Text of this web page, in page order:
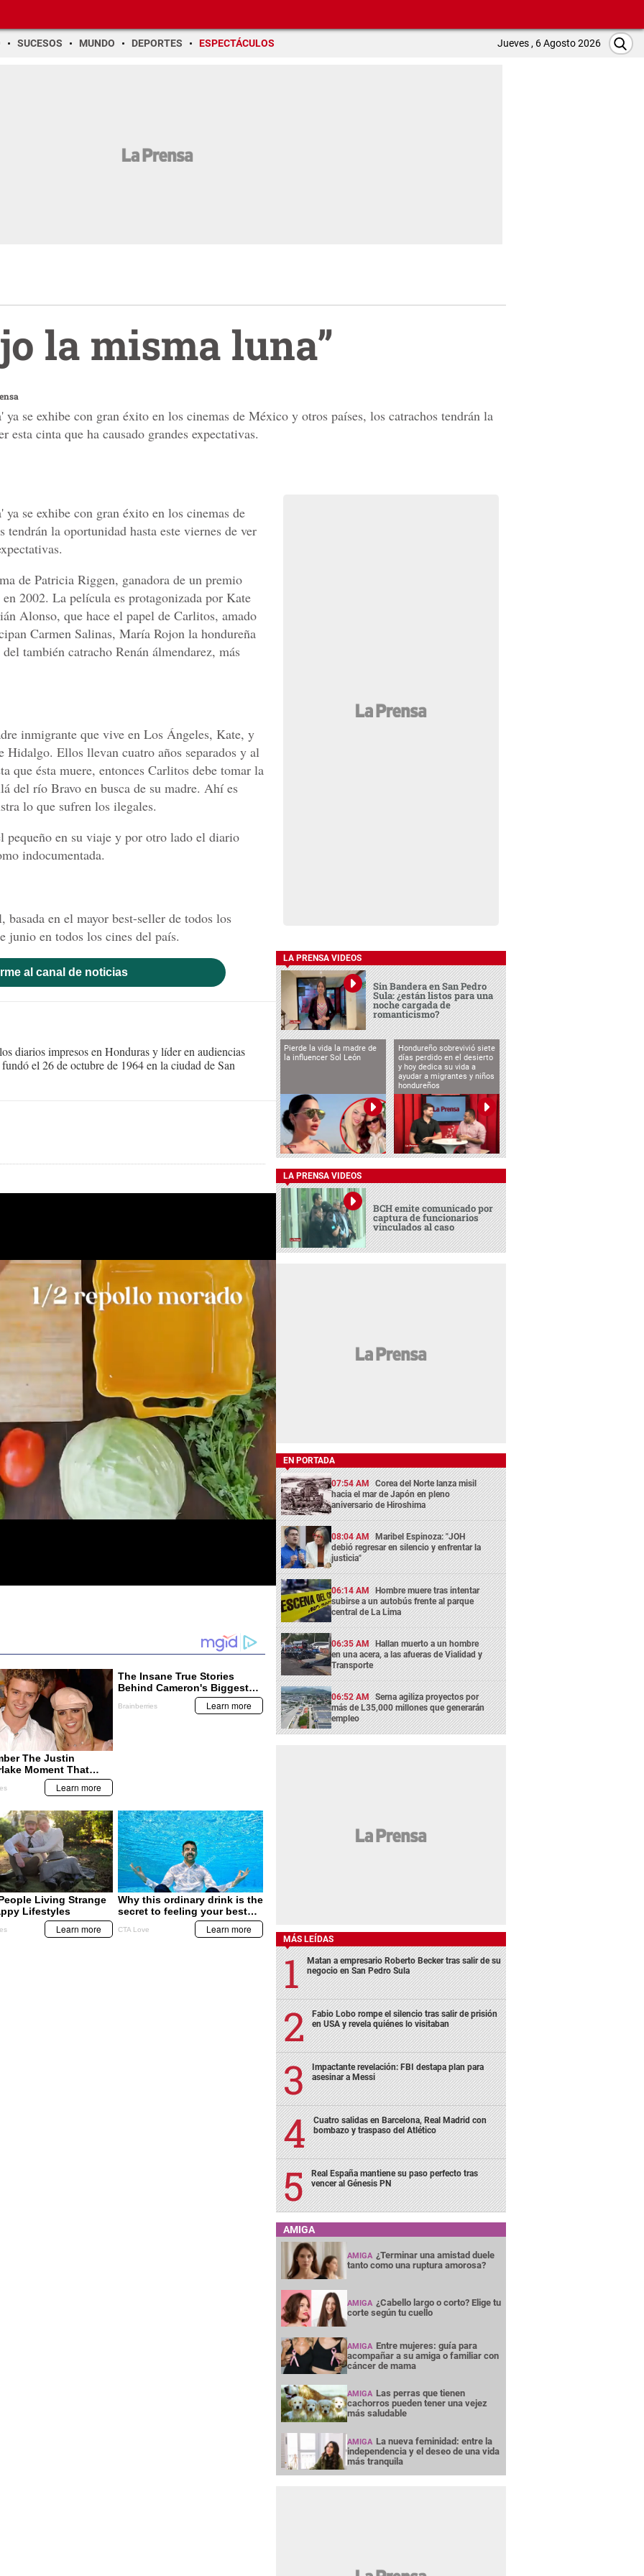
SUCESOS MUNDO DEPORTES ESPECTÁCULOS Jueves , 6 Agosto 2026
la misma luna”
se exhibe con gran éxito en los cinemas de México y otros países, los catrachos tendrán la
esta cinta que ha causado grandes expectativas.
se exhibe con gran éxito en los cinemas de
la oportunidad hasta este viernes de ver
de Patricia Riggen, ganadora de un premio
2002. La película es protagonizada por Kate
Alonso, que hace el papel de Carlitos, amado
Carmen Salinas, María Rojon la hondureña
también catracho Renán álmendarez, más
inmigrante que vive en Los Ángeles, Kate, y
Hidalgo. Ellos llevan cuatro años separados y al
que ésta muere, entonces Carlitos debe tomar la
del río Bravo en busca de su madre. Ahí es
lo que sufren los ilegales.
pequeño en su viaje y por otro lado el diario
indocumentada.
en el mayor best-seller de todos los
junio en todos los cines del país.
al canal de noticias
diarios impresos en Honduras y líder en audiencias
el 26 de octubre de 1964 en la ciudad de San
LA PRENSA VIDEOS
Sin Bandera en San Pedro
Sula: ¿están listos para una
noche cargada de
romanticismo?
Pierde la vida la madre de
la influencer Sol León
Hondureño sobrevivió siete
días perdido en el desierto
y hoy dedica su vida a
ayudar a migrantes y niños
hondureños
LA PRENSA VIDEOS
BCH emite comunicado por
captura de funcionarios
vinculados al caso
EN PORTADA
07:54 AM Corea del Norte lanza misil
hacia el mar de Japón en pleno
aniversario de Hiroshima
08:04 AM Maribel Espinoza: "JOH
debió regresar en silencio y enfrentar la
justicia"
06:14 AM Hombre muere tras intentar
subirse a un autobús frente al parque
central de La Lima
06:35 AM Hallan muerto a un hombre
en una acera, a las afueras de Vialidad y
Transporte
06:52 AM Serna agiliza proyectos por
más de L35,000 millones que generarán
empleo
MÁS LEÍDAS
Matan a empresario Roberto Becker tras salir de su
negocio en San Pedro Sula
Fabio Lobo rompe el silencio tras salir de prisión
en USA y revela quiénes lo visitaban
Impactante revelación: FBI destapa plan para
asesinar a Messi
Cuatro salidas en Barcelona, Real Madrid con
bombazo y traspaso del Atlético
Real España mantiene su paso perfecto tras
vencer al Génesis PN
AMIGA
AMIGA ¿Terminar una amistad duele
tanto como una ruptura amorosa?
AMIGA ¿Cabello largo o corto? Elige tu
corte según tu cuello
AMIGA Entre mujeres: guía para
acompañar a su amiga o familiar con
cáncer de mama
AMIGA Las perras que tienen
cachorros pueden tener una vejez
más saludable
AMIGA La nueva feminidad: entre la
independencia y el deseo de una vida
más tranquila